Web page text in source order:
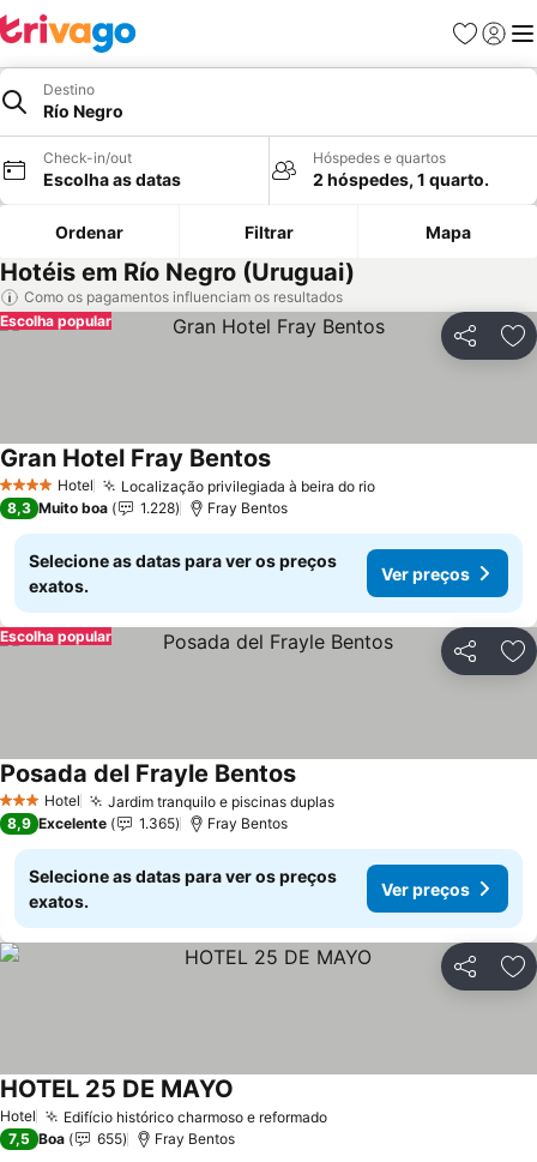
Favoritos
Iniciar
Destino
Río Negro
Check-in/out
Escolha as datas
Hóspedes e quartos
2 hóspedes, 1 quarto.
Ordenar Filtrar Mapa
Hotéis em Río Negro (Uruguai)
Como os pagamentos influenciam os resultados
Partilhar
Escolha popular
4 EstrelasHotel Localização privilegiada à beira do rio
Gran Hotel Fray Bentos
8,3 Muito boa 1.228 Fray Bentos
Selecione as datas para ver os preços
exatos.
Ver preços
Partilhar
Escolha popular
3 EstrelasHotel Jardim tranquilo e piscinas duplas
Posada del Frayle Bentos
8,9 Excelente 1.365 Fray Bentos
Selecione as datas para ver os preços
exatos.
Ver preços
Partilhar
Hotel Edifício histórico charmoso e reformado
HOTEL 25 DE MAYO
7,5 Boa 655 Fray Bentos